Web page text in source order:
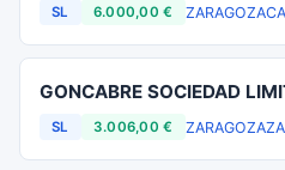
SL 6.000,00 € ZARAGOZA
GONCABRE SOCIEDAD
SL 3.006,00 € ZARAGOZA